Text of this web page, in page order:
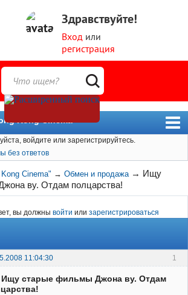
Здравствуйте!
Вход или
регистрация
Kong Cinema"
войдите или зарегистрируйтесь.
без ответов
Cinema" →Обмен и продажа → Ищу
ву. Отдам полцарства!
вы должны войти или зарегистрироваться
1
11:04:30
Ищу старые фильмы Джона ву. Отдам